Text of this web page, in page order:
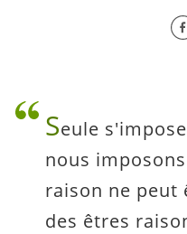
Seule
nous
raison ne peut
des êtres